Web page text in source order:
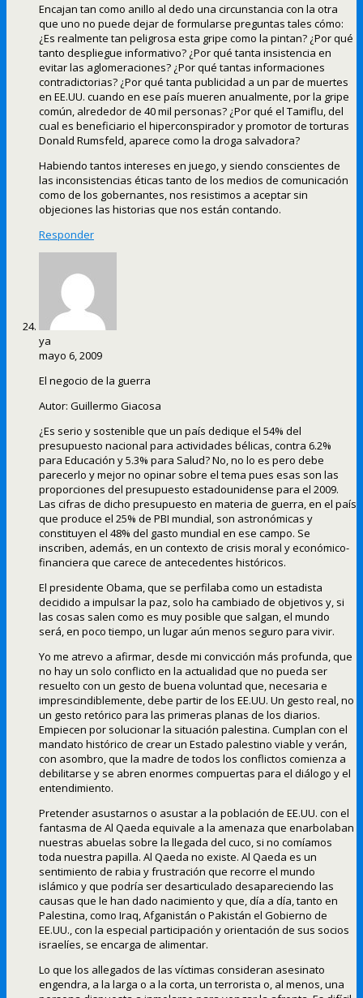
Encajan tan como anillo al dedo una circunstancia con la otra
que uno no puede dejar de formularse preguntas tales cómo:
¿Es realmente tan peligrosa esta gripe como la pintan? ¿Por qué
tanto despliegue informativo? ¿Por qué tanta insistencia en
evitar las aglomeraciones? ¿Por qué tantas informaciones
contradictorias? ¿Por qué tanta publicidad a un par de muertes
en EE.UU. cuando en ese país mueren anualmente, por la gripe
común, alrededor de 40 mil personas? ¿Por qué el Tamiflu, del
cual es beneficiario el hiperconspirador y promotor de torturas
Donald Rumsfeld, aparece como la droga salvadora?
Habiendo tantos intereses en juego, y siendo conscientes de
las inconsistencias éticas tanto de los medios de comunicación
como de los gobernantes, nos resistimos a aceptar sin
objeciones las historias que nos están contando.
Responder
ya
mayo 6, 2009
El negocio de la guerra
Autor: Guillermo Giacosa
¿Es serio y sostenible que un país dedique el 54% del
presupuesto nacional para actividades bélicas, contra 6.2%
para Educación y 5.3% para Salud? No, no lo es pero debe
parecerlo y mejor no opinar sobre el tema pues esas son las
proporciones del presupuesto estadounidense para el 2009.
Las cifras de dicho presupuesto en materia de guerra, en el país
que produce el 25% de PBI mundial, son astronómicas y
constituyen el 48% del gasto mundial en ese campo. Se
inscriben, además, en un contexto de crisis moral y económico-
financiera que carece de antecedentes históricos.
El presidente Obama, que se perfilaba como un estadista
decidido a impulsar la paz, solo ha cambiado de objetivos y, si
las cosas salen como es muy posible que salgan, el mundo
será, en poco tiempo, un lugar aún menos seguro para vivir.
Yo me atrevo a afirmar, desde mi convicción más profunda, que
no hay un solo conflicto en la actualidad que no pueda ser
resuelto con un gesto de buena voluntad que, necesaria e
imprescindiblemente, debe partir de los EE.UU. Un gesto real, no
un gesto retórico para las primeras planas de los diarios.
Empiecen por solucionar la situación palestina. Cumplan con el
mandato histórico de crear un Estado palestino viable y verán,
con asombro, que la madre de todos los conflictos comienza a
debilitarse y se abren enormes compuertas para el diálogo y el
entendimiento.
Pretender asustarnos o asustar a la población de EE.UU. con el
fantasma de Al Qaeda equivale a la amenaza que enarbolaban
nuestras abuelas sobre la llegada del cuco, si no comíamos
toda nuestra papilla. Al Qaeda no existe. Al Qaeda es un
sentimiento de rabia y frustración que recorre el mundo
islámico y que podría ser desarticulado desapareciendo las
causas que le han dado nacimiento y que, día a día, tanto en
Palestina, como Iraq, Afganistán o Pakistán el Gobierno de
EE.UU., con la especial participación y orientación de sus socios
israelíes, se encarga de alimentar.
Lo que los allegados de las víctimas consideran asesinato
engendra, a la larga o a la corta, un terrorista o, al menos, una